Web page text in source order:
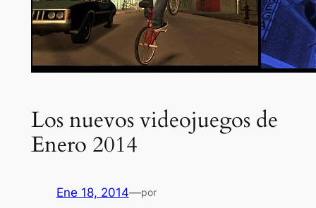
Los nuevos videojuegos de
Enero 2014
Ene 18, 2014—por